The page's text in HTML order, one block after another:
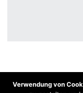
Hinweis: Trotz zahlreicher
Verwendung von